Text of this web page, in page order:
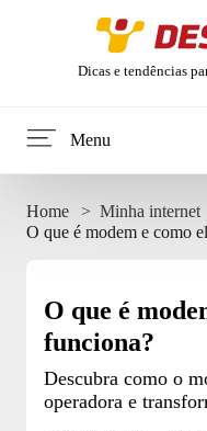
Dicas e tendências
Menu
Home
Minha internet
Tendências
Home
Minha internet
O que é modem e como
O que é
funciona?
Descubra como o
operadora e